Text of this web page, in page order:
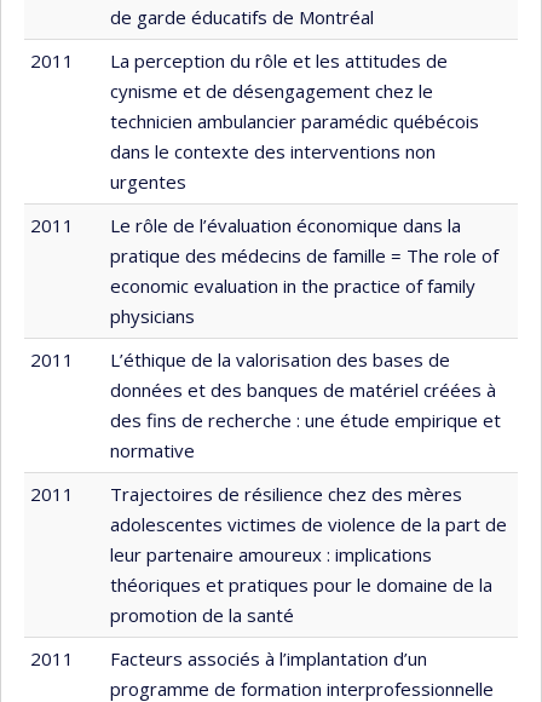
de garde éducatifs de Montréal
2011
La perception du rôle et les attitudes de
cynisme et de désengagement chez le
technicien ambulancier paramédic québécois
dans le contexte des interventions non
urgentes
2011
Le rôle de l’évaluation économique dans la
pratique des médecins de famille = The role of
economic evaluation in the practice of family
physicians
2011
L’éthique de la valorisation des bases de
données et des banques de matériel créées à
des fins de recherche : une étude empirique et
normative
2011
Trajectoires de résilience chez des mères
adolescentes victimes de violence de la part de
leur partenaire amoureux : implications
théoriques et pratiques pour le domaine de la
promotion de la santé
2011
Facteurs associés à l’implantation d’un
programme de formation interprofessionnelle